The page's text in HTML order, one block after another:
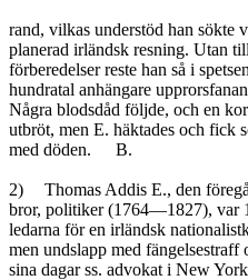
rand, vilkas understöd han sökte
planerad irländsk resning. Utan
förberedelser reste han så i
hundratal anhängare
Några blodsdåd följde, och en
utbröt, men E. häktades och fick
med döden.	B.
2)	Thomas Addis E., den föregåendes
bror, politiker (1764—1827), var
ledarna för en irländsk
men undslapp med fängelsestraff
sina dagar ss. advokat i New York.